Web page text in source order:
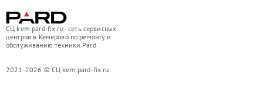
СЦ kem.pard-fix.ru - сеть сервисных
центров в Кемерово по ремонту и
обслуживанию техники Pard
2021-2026 © СЦ kem.pard-fix.ru